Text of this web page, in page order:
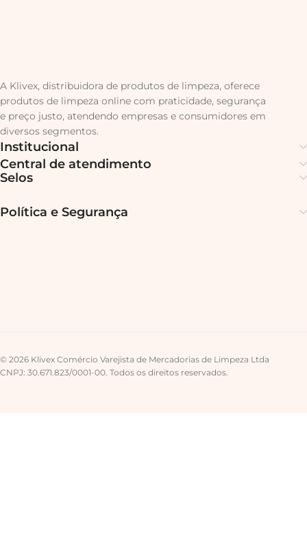
A Klivex, distribuidora de produtos de limpeza, oferece
produtos de limpeza online com praticidade, segurança
e preço justo, atendendo empresas e consumidores em
diversos segmentos.
Institucional
Central de atendimento
Selos
Política e Segurança
© 2026 Klivex Comércio Varejista de Mercadorias de Limpeza Ltda
CNPJ: 30.671.823/0001-00. Todos os direitos reservados.